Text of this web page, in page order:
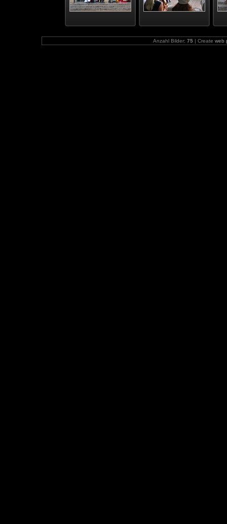
Anzahl Bilder: 75 | Create web